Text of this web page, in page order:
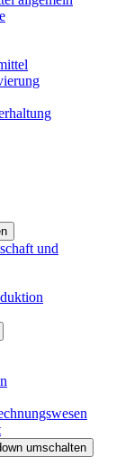
und
umschalten